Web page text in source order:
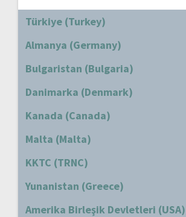
Türkiye (Turkey)
Almanya (Germany)
Bulgaristan (Bulgaria)
Danimarka (Denmark)
Kanada (Canada)
Malta (Malta)
KKTC (TRNC)
Yunanistan (Greece)
Amerika Birleşik Devletleri (USA)